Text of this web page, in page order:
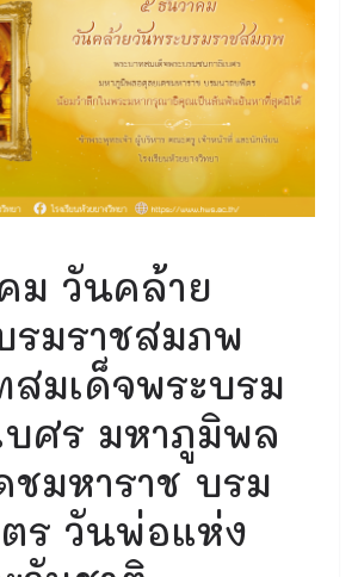
ม วันคล้าย
รมราชสมภพ
สมเด็จพระบรม
บศร มหาภูมิพล
ชมหาราช บรม
ร วันพ่อแห่ง